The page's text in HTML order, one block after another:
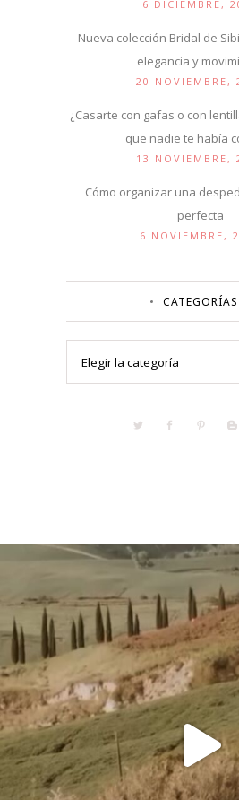
6 DICIEMBRE,
Nueva colección Bridal de
elegancia y
20 NOVIEMBRE,
¿Casarte con gafas o con
que nadie te había
13 NOVIEMBRE,
Cómo organizar una
perfecta
6 NOVIEMBRE,
CATEGORÍAS